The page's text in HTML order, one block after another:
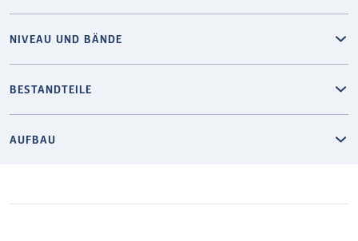
NIVEAU UND BÄNDE
BESTANDTEILE
AUFBAU